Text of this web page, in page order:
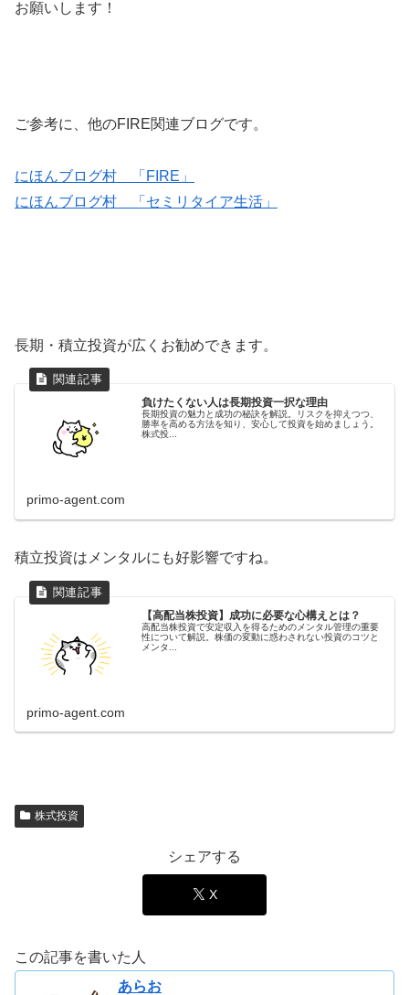
お願いします！
ご参考に、他のFIRE関連ブログです。
にほんブログ村 「FIRE」
にほんブログ村 「セミリタイア生活」
長期・積立投資が広くお勧めできます。
負けたくない人は長期投資一択な理由
長期投資の魅力と成功の秘訣を解説。リスクを抑えつつ、
勝率を高める方法を知り、安心して投資を始めましょう。
株式投...
primo-agent.com
積立投資はメンタルにも好影響ですね。
【高配当株投資】成功に必要な心構えとは？
高配当株投資で安定収入を得るためのメンタル管理の重要
性について解説。株価の変動に惑わされない投資のコツと
メンタ...
primo-agent.com
株式投資
シェアする
X
この記事を書いた人
あらお